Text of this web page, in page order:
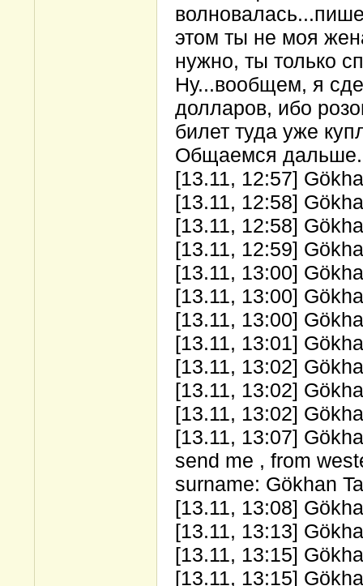
этом ты не моя
нужно, ты только
Ну...вообщем, я
долларов, ибо
билет туда уже
Общаемся
[13.11, 12:57]
[13.11, 12:58]
[13.11, 12:58]
[13.11, 12:59]
[13.11, 13:00]
[13.11, 13:00]
[13.11, 13:00]
[13.11, 13:01]
[13.11, 13:02]
[13.11, 13:02]
[13.11, 13:02]
[13.11, 13:07]
send me , from
surname: Gökhan
[13.11, 13:08]
[13.11, 13:13]
[13.11, 13:15]
[13.11, 13:15]